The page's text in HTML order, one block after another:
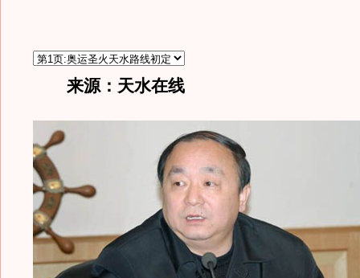
来源：天水在线